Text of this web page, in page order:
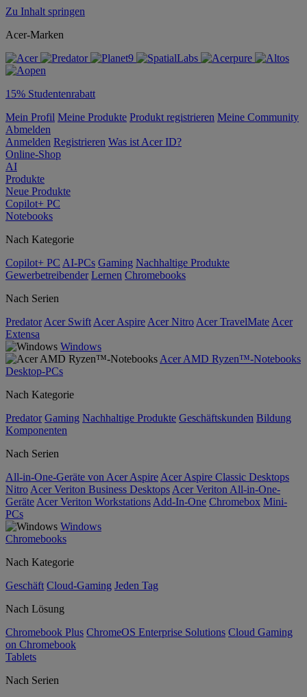
Zu Inhalt springen
Acer-Marken
15% Studentenrabatt
Mein Profil Meine Produkte Produkt registrieren Meine Community
Abmelden
Anmelden Registrieren Was ist Acer ID?
Online-Shop
AI
Produkte
Neue Produkte
Copilot+ PC
Notebooks
Nach Kategorie
Copilot+ PC AI-PCs Gaming Nachhaltige Produkte
Gewerbetreibender Lernen Chromebooks
Nach Serien
Predator Acer Swift Acer Aspire Acer Nitro Acer TravelMate Acer
Extensa
Windows
Acer AMD Ryzen™-Notebooks
Desktop-PCs
Nach Kategorie
Predator Gaming Nachhaltige Produkte Geschäftskunden Bildung
Komponenten
Nach Serien
All-in-One-Geräte von Acer Aspire Acer Aspire Classic Desktops
Nitro Acer Veriton Business Desktops Acer Veriton All-in-One-
Geräte Acer Veriton Workstations Add-In-One Chromebox Mini-
PCs
Windows
Chromebooks
Nach Kategorie
Geschäft Cloud-Gaming Jeden Tag
Nach Lösung
Chromebook Plus ChromeOS Enterprise Solutions Cloud Gaming
on Chromebook
Tablets
Nach Serien